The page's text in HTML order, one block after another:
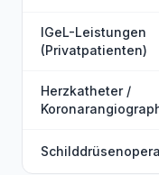
IGeL-Leistungen
(Privatpatienten)
Herzkatheter /